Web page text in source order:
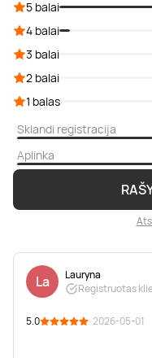
5 balai
4 balai
3 balai
2 balai
1 balas
Sklandi registracija
Aplinka
La
Lauryna
Registruotas
5.0 · 2026-05-01